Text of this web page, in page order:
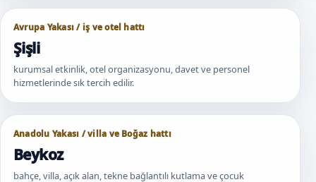
Avrupa Yakası / iş ve otel hattı
Şişli
kurumsal etkinlik, otel organizasyonu, davet ve personel
hizmetlerinde sık tercih edilir.
Anadolu Yakası / villa ve Boğaz hattı
Beykoz
bahçe, villa, açık alan, tekne bağlantılı kutlama ve çocuk